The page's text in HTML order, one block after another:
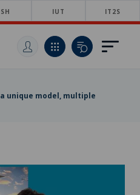
IUT IT2S
unique model, multiple